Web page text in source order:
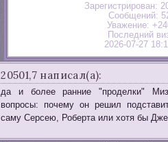
Зарегистрирован:
Сообщений:
Уважение:
Последний
2026-07-27
20501,7 написал(а):
да и более ранние "проделки"
вопросы: почему он решил
саму Серсею, Роберта или хотя бы